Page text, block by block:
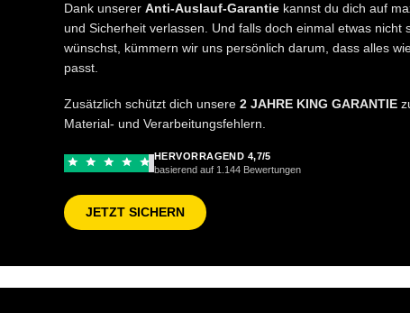
Dank unserer Anti-Auslauf-Garantie kannst du dich auf
und Sicherheit verlassen. Und falls doch einmal etwas nicht
wünschst, kümmern wir uns persönlich darum, dass alles
passt.
Zusätzlich schützt dich unsere 2 JAHRE KING GARANTIE
Material- und Verarbeitungsfehlern.
HERVORRAGEND 4,7/5
basierend auf 1.144 Bewertungen
JETZT SICHERN